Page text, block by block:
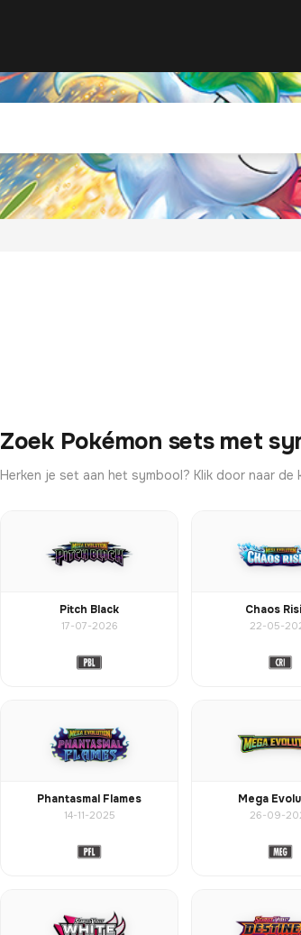
Zoek Pokémon sets met
Herken je set aan het symbool? Klik door naar de
Pitch Black
17-07-2026
Chaos
22-05-
Phantasmal Flames
14-11-2025
Mega
26-09-